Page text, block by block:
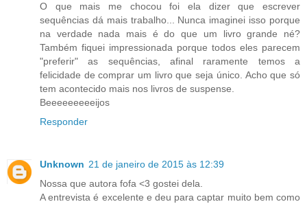
O que mais me chocou foi ela dizer que escrever
sequências dá mais trabalho... Nunca imaginei isso porque
na verdade nada mais é do que um livro grande né?
Também fiquei impressionada porque todos eles parecem
"preferir" as sequências, afinal raramente temos a
felicidade de comprar um livro que seja único. Acho que só
tem acontecido mais nos livros de suspense.
Beeeeeeeeeijos
Responder
Unknown 21 de janeiro de 2015 às 12:39
Nossa que autora fofa <3 gostei dela.
A entrevista é excelente e deu para captar muito bem como